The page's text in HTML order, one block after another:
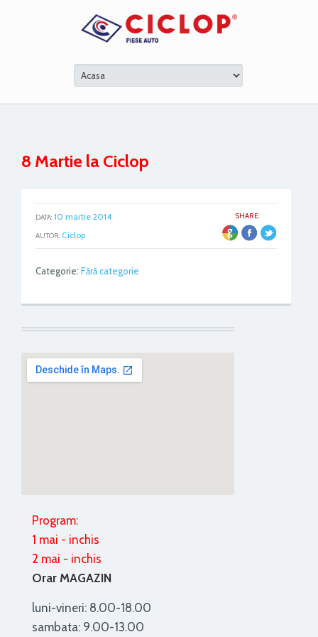
8 Martie la Ciclop
SHARE:
DATA: 10 martie 2014
AUTOR: Ciclop
Categorie: Fără categorie
Program:
1 mai - inchis
2 mai - inchis
Orar MAGAZIN
luni-vineri: 8.00-18.00
sambata: 9.00-13.00